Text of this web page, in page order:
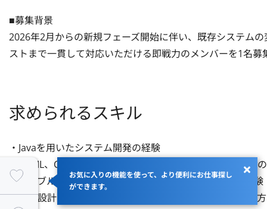
お気に入りの機能を使って、より便利にお仕事探し
ができます。
■募集背景
2026年2月からの新規フェーズ開始に伴い、既存システム
ストまで一貫して対応いただける即戦力のメンバーを1名募
求められるスキル
・Javaを用いたシステム開発の経験
・HTML、CSS、JavaScriptを使用したフロントエンド開発
・テーブル設計およびSQLを用いたデータベース開発の経験
・基本設計から結合テストまでの一連の工程を遂行できる方